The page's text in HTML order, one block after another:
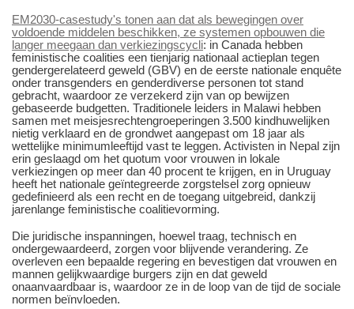
EM2030-casestudy's tonen aan dat als bewegingen over
voldoende middelen beschikken, ze systemen opbouwen die
langer meegaan dan verkiezingscycli: in Canada hebben
feministische coalities een tienjarig nationaal actieplan tegen
gendergerelateerd geweld (GBV) en de eerste nationale enquête
onder transgenders en genderdiverse personen tot stand
gebracht, waardoor ze verzekerd zijn van op bewijzen
gebaseerde budgetten. Traditionele leiders in Malawi hebben
samen met meisjesrechtengroeperingen 3.500 kindhuwelijken
nietig verklaard en de grondwet aangepast om 18 jaar als
wettelijke minimumleeftijd vast te leggen. Activisten in Nepal zijn
erin geslaagd om het quotum voor vrouwen in lokale
verkiezingen op meer dan 40 procent te krijgen, en in Uruguay
heeft het nationale geïntegreerde zorgstelsel zorg opnieuw
gedefinieerd als een recht en de toegang uitgebreid, dankzij
jarenlange feministische coalitievorming.
Die juridische inspanningen, hoewel traag, technisch en
ondergewaardeerd, zorgen voor blijvende verandering. Ze
overleven een bepaalde regering en bevestigen dat vrouwen en
mannen gelijkwaardige burgers zijn en dat geweld
onaanvaardbaar is, waardoor ze in de loop van de tijd de sociale
normen beïnvloeden.